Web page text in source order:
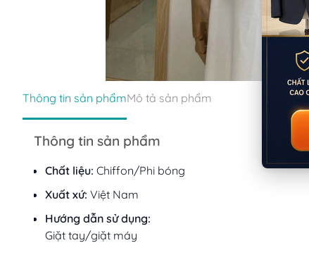
Thông tin sản phẩmMô tả sản phẩm
Thông tin sản phẩm
Chất liệu: Chiffon/Phi bóng
Xuất xứ: Việt Nam
Hướng dẫn sử dụng:
Giặt tay/giặt máy